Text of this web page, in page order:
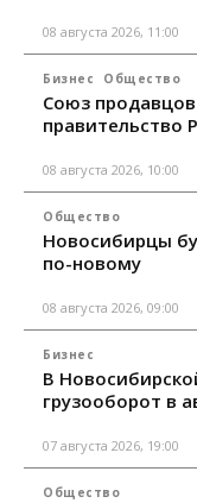
08 августа 2026, 11:00
Бизнес Общество
Союз
правительство
08 августа 2026, 10:00
Общество
Новосибирцы
по-новому
08 августа 2026, 09:00
Бизнес
В
грузооборот в
07 августа 2026, 19:00
Общество